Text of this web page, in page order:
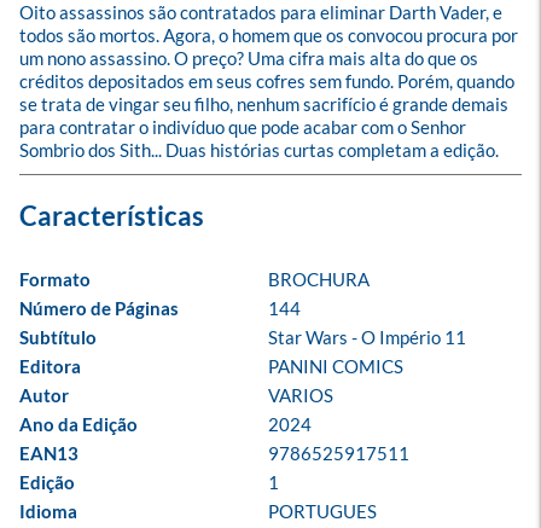
Oito assassinos são contratados para eliminar Darth Vader, e
todos são mortos. Agora, o homem que os convocou procura por
um nono assassino. O preço? Uma cifra mais alta do que os
créditos depositados em seus cofres sem fundo. Porém, quando
se trata de vingar seu filho, nenhum sacrifício é grande demais
para contratar o indivíduo que pode acabar com o Senhor
Sombrio dos Sith... Duas histórias curtas completam a edição.
Formato
BROCHURA
Número de Páginas
144
Subtítulo
Star Wars - O Império 11
Editora
PANINI COMICS
Autor
VARIOS
Ano da Edição
2024
EAN13
9786525917511
Edição
1
Idioma
PORTUGUES